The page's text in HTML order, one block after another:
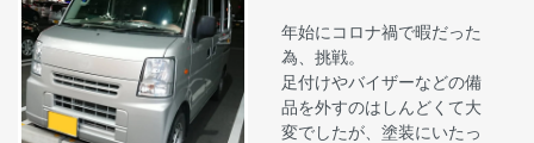
年始にコロナ禍で暇だった
為、挑戦。
足付けやバイザーなどの備
品を外すのはしんどくて大
変でしたが、塗装にいたっ